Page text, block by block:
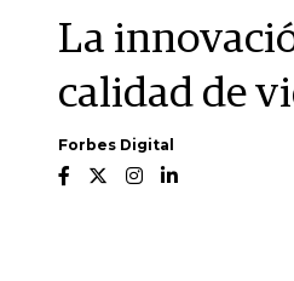
La
calidad de
Forbes Digital